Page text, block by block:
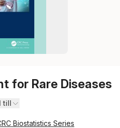
for Rare Diseases
till
Biostatistics Series